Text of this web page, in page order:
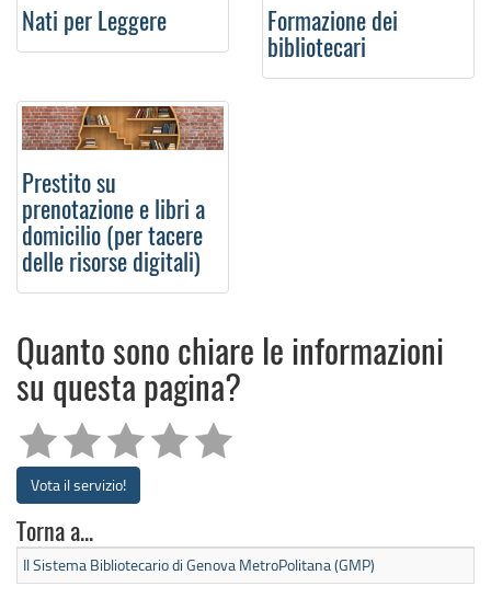
Nati per Leggere
Formazione dei
bibliotecari
Prestito su
prenotazione e libri a
domicilio (per tacere
delle risorse digitali)
Quanto sono chiare le informazioni
su questa pagina?
Vota il servizio!
Torna a...
Il Sistema Bibliotecario di Genova MetroPolitana (GMP)